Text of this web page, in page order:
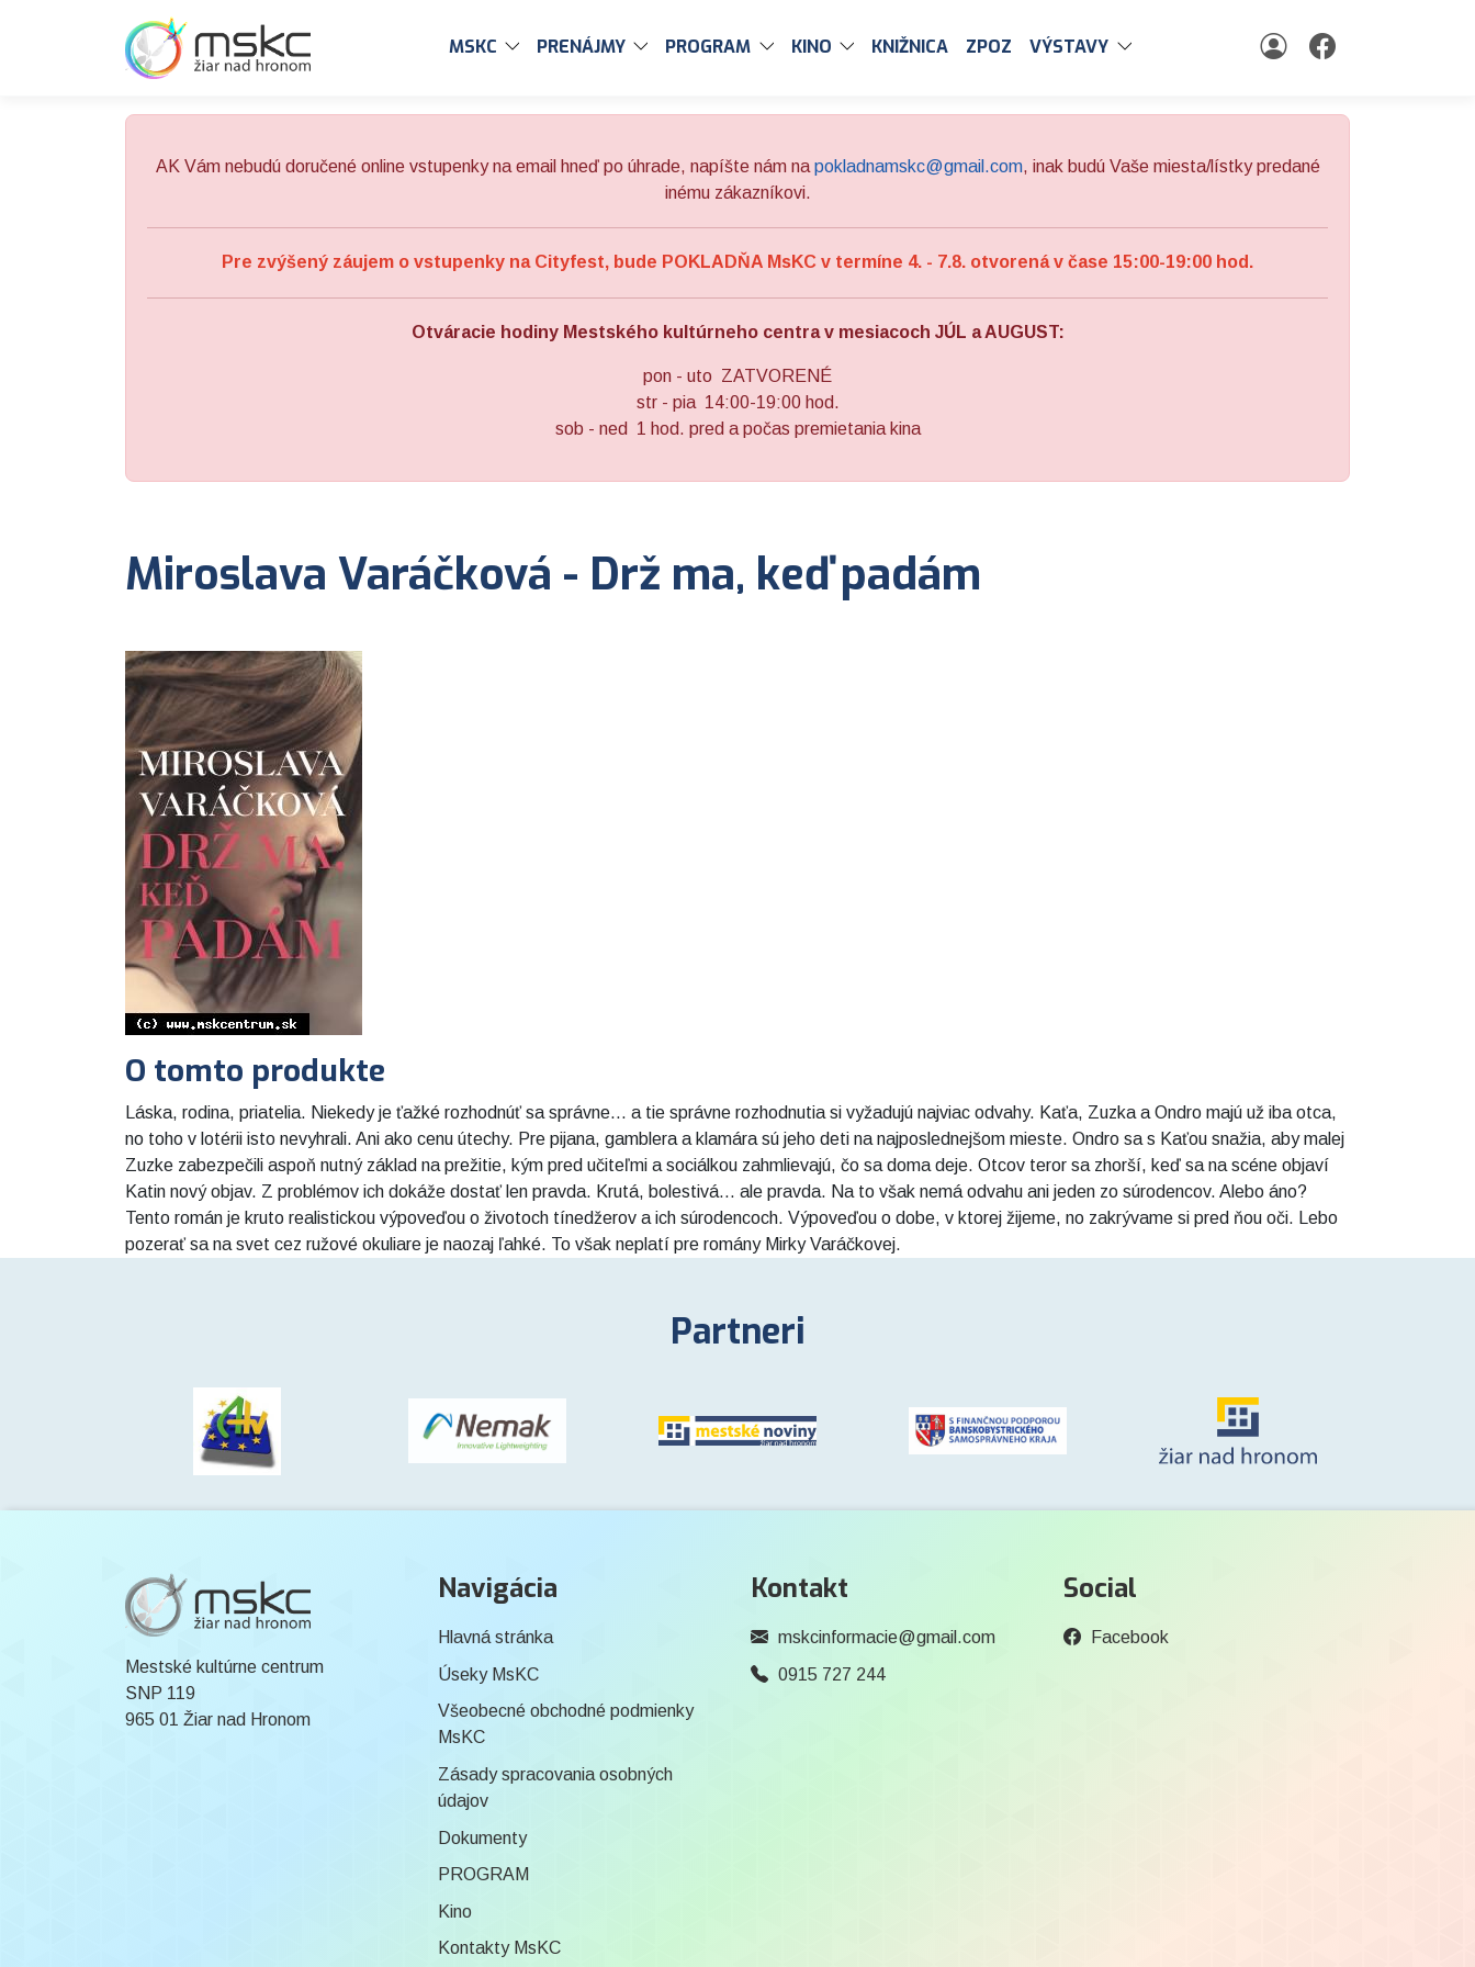
MSKC PRENÁJMY PROGRAM KINO KNIŽNICA ZPOZ VÝSTAVY
AK Vám nebudú doručené online vstupenky na email hneď po úhrade, napíšte nám na pokladnamskc@gmail.com, inak budú Vaše miesta/lístky predané
inému zákazníkovi.
Pre zvýšený záujem o vstupenky na Cityfest, bude POKLADŇA MsKC v termíne 4. - 7.8. otvorená v čase 15:00-19:00 hod.
Otváracie hodiny Mestského kultúrneho centra v mesiacoch JÚL a AUGUST:
pon - uto ZATVORENÉ
str - pia 14:00-19:00 hod.
sob - ned 1 hod. pred a počas premietania kina
Miroslava Varáčková - Drž ma, keď padám
O tomto produkte
Láska, rodina, priatelia. Niekedy je ťažké rozhodnúť sa správne... a tie správne rozhodnutia si vyžadujú najviac odvahy. Kaťa, Zuzka a Ondro majú už iba otca,
no toho v lotérii isto nevyhrali. Ani ako cenu útechy. Pre pijana, gamblera a klamára sú jeho deti na najposlednejšom mieste. Ondro sa s Kaťou snažia, aby malej
Zuzke zabezpečili aspoň nutný základ na prežitie, kým pred učiteľmi a sociálkou zahmlievajú, čo sa doma deje. Otcov teror sa zhorší, keď sa na scéne objaví
Katin nový objav. Z problémov ich dokáže dostať len pravda. Krutá, bolestivá... ale pravda. Na to však nemá odvahu ani jeden zo súrodencov. Alebo áno?
Tento román je kruto realistickou výpoveďou o životoch tínedžerov a ich súrodencoch. Výpoveďou o dobe, v ktorej žijeme, no zakrývame si pred ňou oči. Lebo
pozerať sa na svet cez ružové okuliare je naozaj ľahké. To však neplatí pre romány Mirky Varáčkovej.
Partneri
Mestské kultúrne centrum
SNP 119
965 01 Žiar nad Hronom
Navigácia
Hlavná stránka
Úseky MsKC
Všeobecné obchodné podmienky
MsKC
Zásady spracovania osobných
údajov
Dokumenty
PROGRAM
Kino
Kontakty MsKC
Kontakt
mskcinformacie@gmail.com
0915 727 244
Social
Facebook